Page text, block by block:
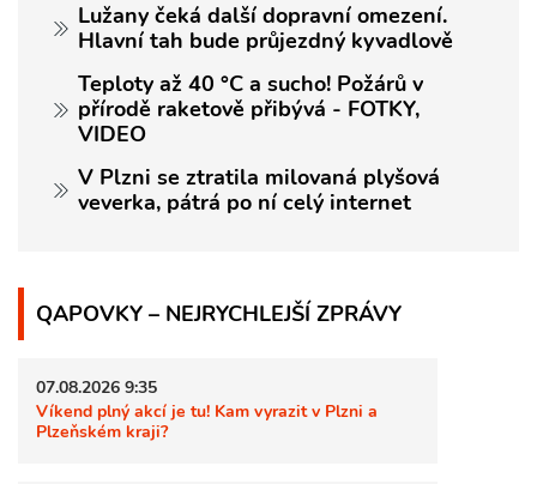
Lužany čeká další dopravní omezení.
Hlavní tah bude průjezdný kyvadlově
Teploty až 40 °C a sucho! Požárů v
přírodě raketově přibývá - FOTKY,
VIDEO
V Plzni se ztratila milovaná plyšová
veverka, pátrá po ní celý internet
QAPOVKY – NEJRYCHLEJŠÍ ZPRÁVY
07.08.2026 9:35
Víkend plný akcí je tu! Kam vyrazit v Plzni a
Plzeňském kraji?